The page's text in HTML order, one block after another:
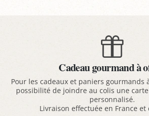
Cadeau gourmand à
Pour les cadeaux et paniers gourmands
possibilité de joindre au colis une
personnalisé.
Livraison effectuée en France et